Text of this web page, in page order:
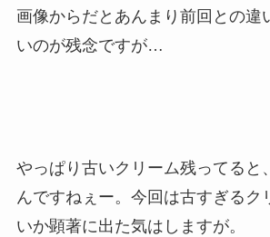
画像からだとあんまり前回との違
いのが残念ですが…
やっぱり古いクリーム残ってると
んですねぇー。今回は古すぎるク
いか顕著に出た気はしますが。